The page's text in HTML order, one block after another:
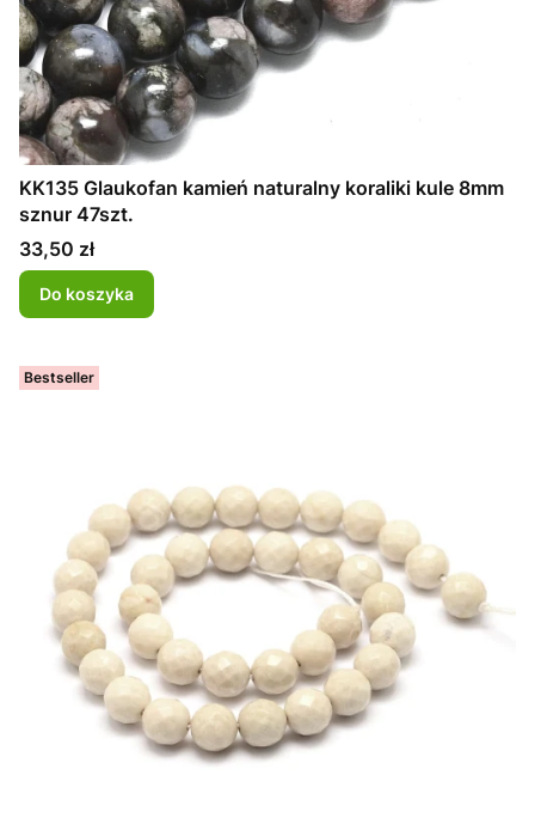
KK135 Glaukofan kamień naturalny koraliki kule 8mm
sznur 47szt.
Cena
33,50 zł
Do koszyka
Bestseller